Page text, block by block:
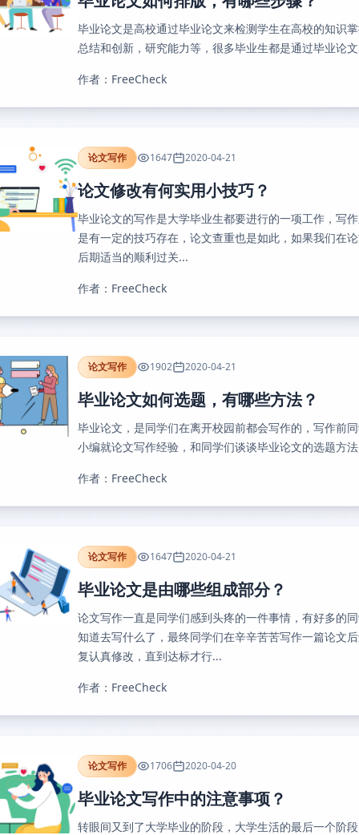
毕业论文是高校通过毕业论文来检测学生在高校的知识
总结和创新，研究能力等，很多毕业生都是通过毕业论
作者：FreeCheck
论文写作 1647 2020-04-21
论文修改有何实用小技巧？
毕业论文的写作是大学毕业生都要进行的一项工作，写
是有一定的技巧存在，论文查重也是如此，如果我们在
后期适当的顺利过关...
作者：FreeCheck
论文写作 1902 2020-04-21
毕业论文如何选题，有哪些方法？
毕业论文，是同学们在离开校园前都会写作的，写作前
小编就论文写作经验，和同学们谈谈毕业论文的选题方
作者：FreeCheck
论文写作 1647 2020-04-21
毕业论文是由哪些组成部分？
论文写作一直是同学们感到头疼的一件事情，有好多的
知道去写什么了，最终同学们在辛辛苦苦写作一篇论文
复认真修改，直到达标才行...
作者：FreeCheck
论文写作 1706 2020-04-20
毕业论文写作中的注意事项？
转眼间又到了大学毕业的阶段，大学生活的最后一个阶